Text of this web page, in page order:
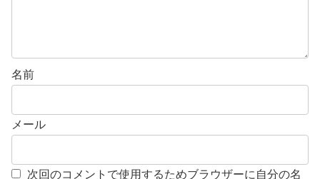
名前
メール
次回のコメントで使用するためブラウザーに自分の名